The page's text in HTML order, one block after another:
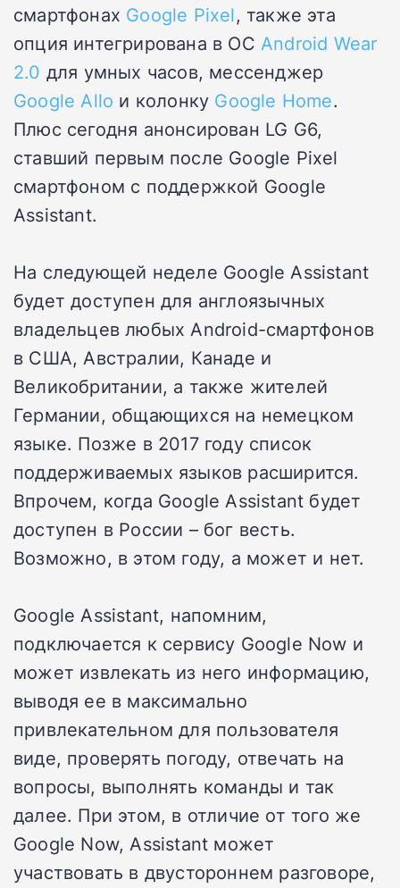
смартфонах Google Pixel, также эта
опция интегрирована в ОС Android Wear
2.0 для умных часов, мессенджер
Google Allo и колонку Google Home.
Плюс сегодня анонсирован LG G6,
ставший первым после Google Pixel
смартфоном с поддержкой Google
Assistant.
На следующей неделе Google Assistant
будет доступен для англоязычных
владельцев любых Android-смартфонов
в США, Австралии, Канаде и
Великобритании, а также жителей
Германии, общающихся на немецком
языке. Позже в 2017 году список
поддерживаемых языков расширится.
Впрочем, когда Google Assistant будет
доступен в России – бог весть.
Возможно, в этом году, а может и нет.
Google Assistant, напомним,
подключается к сервису Google Now и
может извлекать из него информацию,
выводя ее в максимально
привлекательном для пользователя
виде, проверять погоду, отвечать на
вопросы, выполнять команды и так
далее. При этом, в отличие от того же
Google Now, Assistant может
участвовать в двустороннем разговоре,